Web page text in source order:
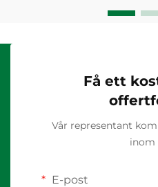
Få ett
Vår representant
inom
E-post